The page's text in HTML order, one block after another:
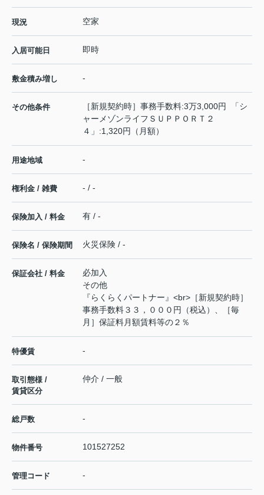
現況 空家
入居可能日 即時
敷金積み増し -
その他条件
［新規契約時］事務手数料:3万3,000円 「シ
ャーメゾンライフＳＵＰＰＯＲＴ２
４」:1,320円（月額）
用途地域 -
権利金 / 雑費 - / -
保険加入 / 料金 有 / -
保険名 / 保険期間 火災保険 / -
保証会社 / 料金
必加入
その他
『らくらくパートナー』<br>［新規契約時］
事務手数料３３，０００円（税込）、［毎
月］保証料月額賃料等の２％
特優賃 -
取引態様 /
賃貸区分
仲介 / 一般
総戸数 -
物件番号 101527252
管理コード -